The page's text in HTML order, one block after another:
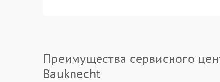
Преимущества сервисного
Bauknecht